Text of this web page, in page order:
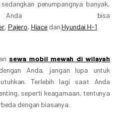
penumpangnya banyak,
bisa
, Pajero, Hiacedan Hyundai H-1
sewa mobil mewah di wilayah
Anda, jangan lupa untuk
Terlebih lagi saat Anda
seperti keagamaan, tentunya
dengan biasanya.